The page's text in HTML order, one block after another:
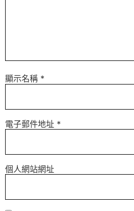
顯示名稱 *
電子郵件地址 *
個人網站網址